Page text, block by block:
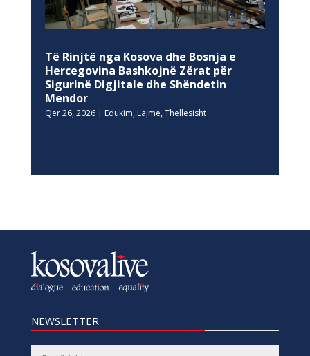
Të Rinjtë nga Kosova dhe Bosnja e
Hercegovina Bashkojnë Zërat për
Sigurinë Digjitale dhe Shëndetin
Mendor
Qer 26, 2026| Edukim, Lajme, Thellesisht
NEWSLETTER